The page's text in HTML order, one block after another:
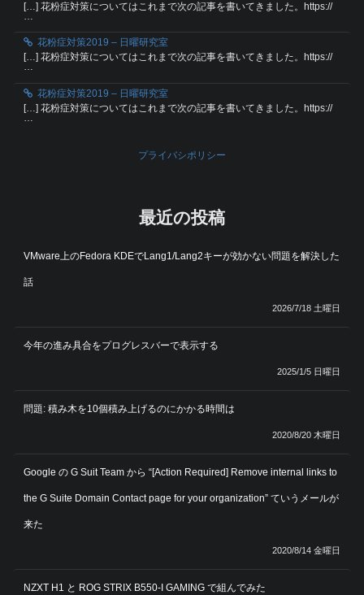
[…] 花粉症対策についてはこれまで次の記事を書いてきました。https://
…
花粉症対策2019 – 日曜研究室
[…] 花粉症対策についてはこれまで次の記事を書いてきました。https://
…
花粉症対策2019 – 日曜研究室
[…] 花粉症対策についてはこれまで次の記事を書いてきました。https://
プライバシポリシー
最近の投稿
VMware上のFedora KDEでLang1/Lang2キーが効かない問題を解決した
話
2026/7/18 土曜日
今年の進み具合をプログレスバーで表示する
2025/1/5 日曜日
問題: 積み木を10個積み上げるのにかかる時間は
2020/8/20 木曜日
Google の G Suit Team から “[Action Required] Remove internal links to
the G Suite Domain Contact page for your organization” ていうメールが
来た
2020/8/14 金曜日
NZXT H1 と ROG STRIX B550-I GAMING で組んでみた